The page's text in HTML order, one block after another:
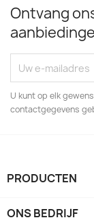
Ontvang
U kunt op elk
contactgegevens
PRODUCTEN
ONS BEDRIJF